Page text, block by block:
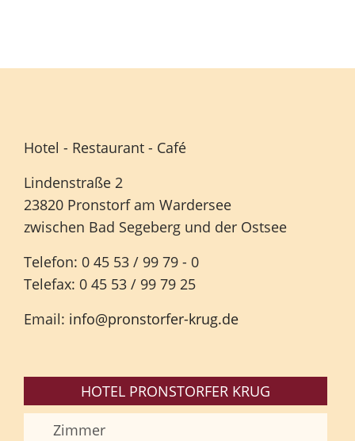
Hotel - Restaurant - Café
Lindenstraße 2
23820 Pronstorf am Wardersee
zwischen Bad Segeberg und der Ostsee
Telefon: 0 45 53 / 99 79 - 0
Telefax: 0 45 53 / 99 79 25
Email: info@pronstorfer-krug.de
HOTEL PRONSTORFER KRUG
Zimmer